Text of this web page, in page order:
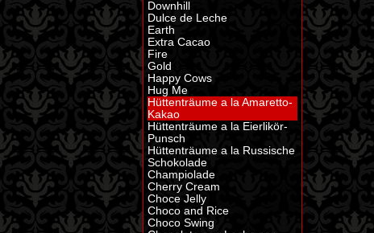
Downhill
Dulce de Leche
Earth
Extra Cacao
Fire
Gold
Happy Cows
Hug Me
Hüttenträume a la Amaretto-
Kakao
Hüttenträume a la Eierlikör-
Punsch
Hüttenträume a la Russische
Schokolade
Champiolade
Cherry Cream
Choce Jelly
Choco and Rice
Choco Swing